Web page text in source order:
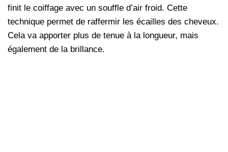
finit le coiffage avec un souffle d’air froid. Cette
technique permet de raffermir les écailles des cheveux.
Cela va apporter plus de tenue à la longueur, mais
également de la brillance.